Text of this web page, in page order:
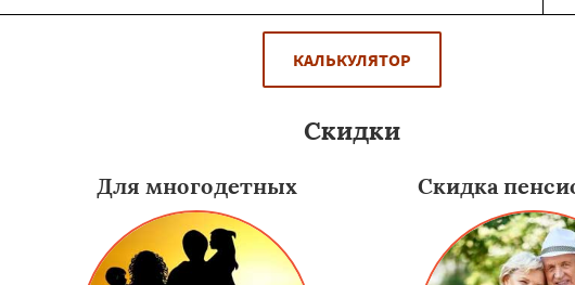
КАЛЬКУЛЯТОР
Скидки
Для многодетных Скидка